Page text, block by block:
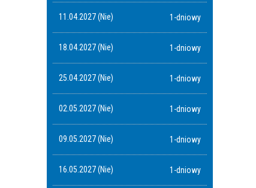
11.04.2027 (Nie) 1-dniowy
18.04.2027 (Nie) 1-dniowy
25.04.2027 (Nie) 1-dniowy
02.05.2027 (Nie) 1-dniowy
09.05.2027 (Nie) 1-dniowy
16.05.2027 (Nie) 1-dniowy